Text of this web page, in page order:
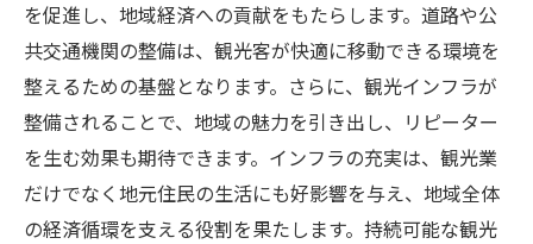
を促進し、地域経済への貢献をもたらします。道路や公
共交通機関の整備は、観光客が快適に移動できる環境を
整えるための基盤となります。さらに、観光インフラが
整備されることで、地域の魅力を引き出し、リピーター
を生む効果も期待できます。インフラの充実は、観光業
だけでなく地元住民の生活にも好影響を与え、地域全体
の経済循環を支える役割を果たします。持続可能な観光